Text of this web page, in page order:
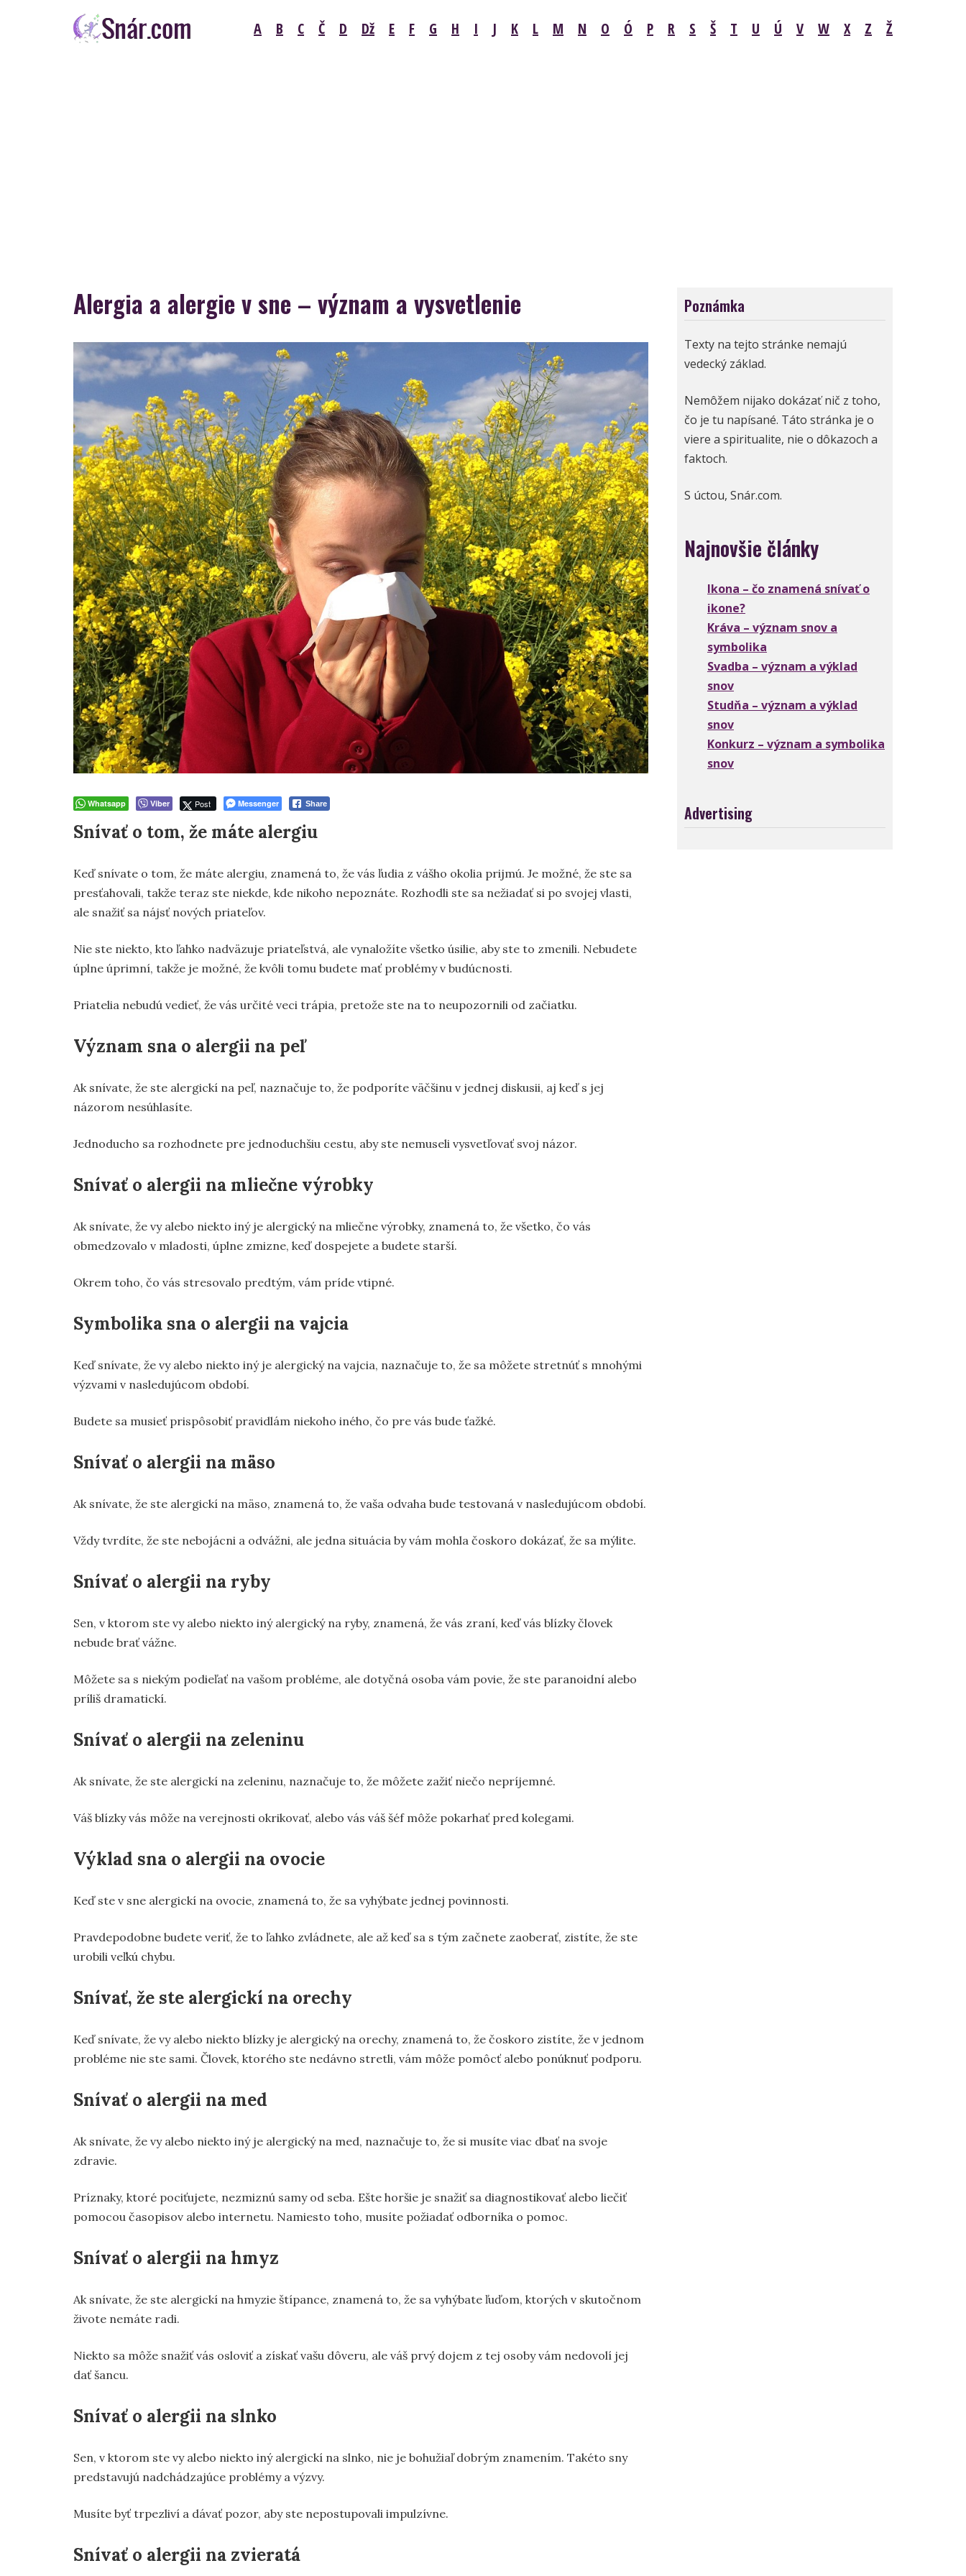
A B C Č D Dž E F G H I J K L M N O Ó P R S Š T U Ú V W X Z Ž
Alergia a alergie v sne – význam a vysvetlenie
Whatsapp Viber Post Messenger Share
Snívať o tom, že máte alergiu
Keď snívate o tom, že máte alergiu, znamená to, že vás ľudia z vášho okolia prijmú. Je možné, že ste sa
presťahovali, takže teraz ste niekde, kde nikoho nepoznáte. Rozhodli ste sa nežiadať si po svojej vlasti,
ale snažiť sa nájsť nových priateľov.
Nie ste niekto, kto ľahko nadväzuje priateľstvá, ale vynaložíte všetko úsilie, aby ste to zmenili. Nebudete
úplne úprimní, takže je možné, že kvôli tomu budete mať problémy v budúcnosti.
Priatelia nebudú vedieť, že vás určité veci trápia, pretože ste na to neupozornili od začiatku.
Význam sna o alergii na peľ
Ak snívate, že ste alergickí na peľ, naznačuje to, že podporíte väčšinu v jednej diskusii, aj keď s jej
názorom nesúhlasíte.
Jednoducho sa rozhodnete pre jednoduchšiu cestu, aby ste nemuseli vysvetľovať svoj názor.
Snívať o alergii na mliečne výrobky
Ak snívate, že vy alebo niekto iný je alergický na mliečne výrobky, znamená to, že všetko, čo vás
obmedzovalo v mladosti, úplne zmizne, keď dospejete a budete starší.
Okrem toho, čo vás stresovalo predtým, vám príde vtipné.
Symbolika sna o alergii na vajcia
Keď snívate, že vy alebo niekto iný je alergický na vajcia, naznačuje to, že sa môžete stretnúť s mnohými
výzvami v nasledujúcom období.
Budete sa musieť prispôsobiť pravidlám niekoho iného, čo pre vás bude ťažké.
Snívať o alergii na mäso
Ak snívate, že ste alergickí na mäso, znamená to, že vaša odvaha bude testovaná v nasledujúcom období.
Vždy tvrdíte, že ste nebojácni a odvážni, ale jedna situácia by vám mohla čoskoro dokázať, že sa mýlite.
Snívať o alergii na ryby
Sen, v ktorom ste vy alebo niekto iný alergický na ryby, znamená, že vás zraní, keď vás blízky človek
nebude brať vážne.
Môžete sa s niekým podieľať na vašom probléme, ale dotyčná osoba vám povie, že ste paranoidní alebo
príliš dramatickí.
Snívať o alergii na zeleninu
Ak snívate, že ste alergickí na zeleninu, naznačuje to, že môžete zažiť niečo nepríjemné.
Váš blízky vás môže na verejnosti okrikovať, alebo vás váš šéf môže pokarhať pred kolegami.
Výklad sna o alergii na ovocie
Keď ste v sne alergickí na ovocie, znamená to, že sa vyhýbate jednej povinnosti.
Pravdepodobne budete veriť, že to ľahko zvládnete, ale až keď sa s tým začnete zaoberať, zistíte, že ste
urobili veľkú chybu.
Snívať, že ste alergickí na orechy
Keď snívate, že vy alebo niekto blízky je alergický na orechy, znamená to, že čoskoro zistíte, že v jednom
probléme nie ste sami. Človek, ktorého ste nedávno stretli, vám môže pomôcť alebo ponúknuť podporu.
Snívať o alergii na med
Ak snívate, že vy alebo niekto iný je alergický na med, naznačuje to, že si musíte viac dbať na svoje
zdravie.
Príznaky, ktoré pociťujete, nezmiznú samy od seba. Ešte horšie je snažiť sa diagnostikovať alebo liečiť
pomocou časopisov alebo internetu. Namiesto toho, musíte požiadať odborníka o pomoc.
Snívať o alergii na hmyz
Ak snívate, že ste alergickí na hmyzie štípance, znamená to, že sa vyhýbate ľuďom, ktorých v skutočnom
živote nemáte radi.
Niekto sa môže snažiť vás osloviť a získať vašu dôveru, ale váš prvý dojem z tej osoby vám nedovolí jej
dať šancu.
Snívať o alergii na slnko
Sen, v ktorom ste vy alebo niekto iný alergickí na slnko, nie je bohužiaľ dobrým znamením. Takéto sny
predstavujú nadchádzajúce problémy a výzvy.
Musíte byť trpezliví a dávať pozor, aby ste nepostupovali impulzívne.
Snívať o alergii na zvieratá
Poznámka
Texty na tejto stránke nemajú
vedecký základ.
Nemôžem nijako dokázať nič z toho,
čo je tu napísané. Táto stránka je o
viere a spiritualite, nie o dôkazoch a
faktoch.
S úctou, Snár.com.
Najnovšie články
Ikona – čo znamená snívať o
ikone?
Kráva – význam snov a
symbolika
Svadba – význam a výklad
snov
Studňa – význam a výklad
snov
Konkurz – význam a symbolika
snov
Advertising